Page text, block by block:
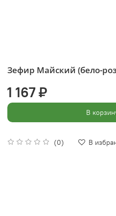
Зефир Майский (бело-
(0) В
1 167 ₽
В